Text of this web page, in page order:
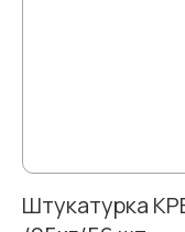
Штукатурка